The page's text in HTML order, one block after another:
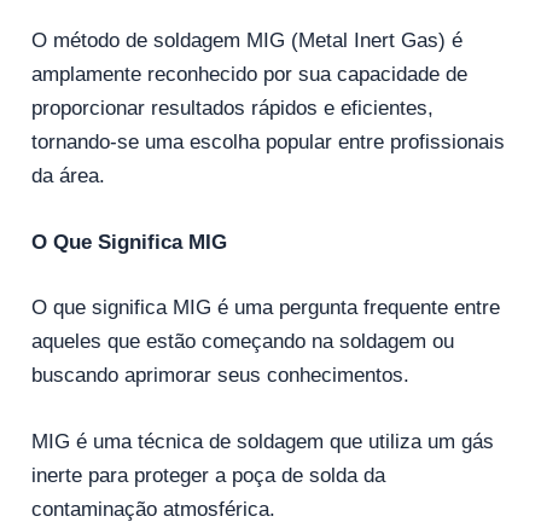
O método de soldagem MIG (Metal Inert Gas) é
amplamente reconhecido por sua capacidade de
proporcionar resultados rápidos e eficientes,
tornando-se uma escolha popular entre profissionais
da área.
O Que Significa MIG
O que significa MIG é uma pergunta frequente entre
aqueles que estão começando na soldagem ou
buscando aprimorar seus conhecimentos.
MIG é uma técnica de soldagem que utiliza um gás
inerte para proteger a poça de solda da
contaminação atmosférica.